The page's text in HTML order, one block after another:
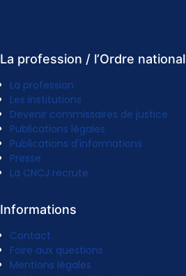
La profession / l’Ordre national
La profession
Les institutions
Devenir commissaires de justice
Publications légales
Publications d'informations
Presse
La CNCJ recrute
Informations
Contact
Foire aux questions
Mentions légales